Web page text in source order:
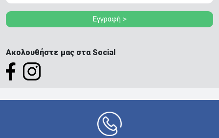
Εγγραφή >
Ακολουθήστε μας στα Social